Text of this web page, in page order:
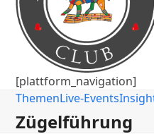
[plattform_navigation]
ThemenLive-Events
Zügelführung